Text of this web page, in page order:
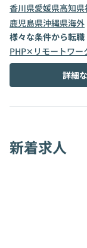
香川県愛媛県高知県
鹿児島県沖縄県海外
様々な条件から転
PHP✕リモートワー
詳細
新着求人